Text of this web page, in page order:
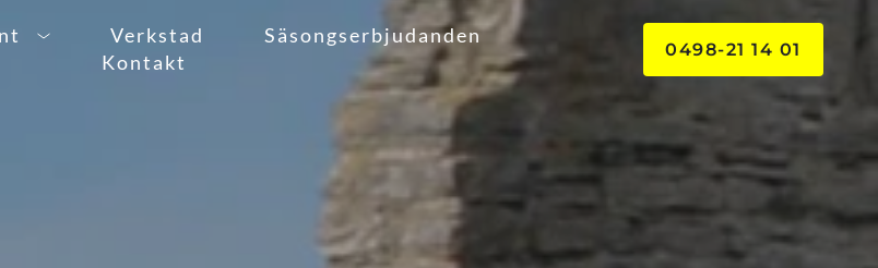
Verkstad
Säsongserbjudanden
Kontakt
0498-21 14 01